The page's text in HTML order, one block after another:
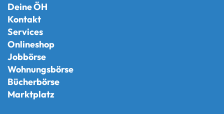
Deine ÖH
Kontakt
Services
Onlineshop
Jobbörse
Wohnungsbörse
Bücherbörse
Marktplatz